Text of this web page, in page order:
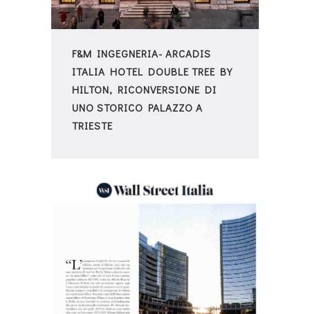
F&M INGEGNERIA- ARCADIS
ITALIA HOTEL DOUBLE TREE BY
HILTON, RICONVERSIONE DI
UNO STORICO PALAZZO A
TRIESTE